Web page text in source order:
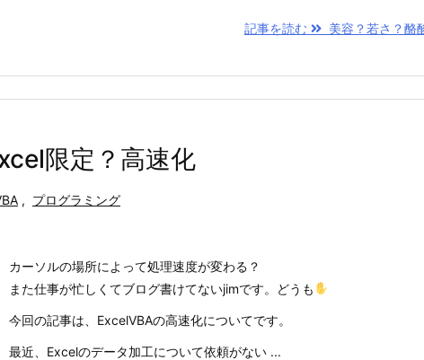
記事を読む 美容？若さ？酪
限定？高速化
, プログラミング
カーソルの場所によって処理速度が変わる？
また仕事が忙しくてブログ書けてないjimです。どうも
今回の記事は、ExcelVBAの高速化についてです。
最近、Excelのデータ加工について依頼がない ...